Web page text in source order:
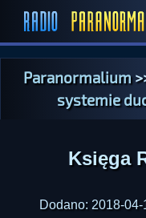
Paranormalium
systemie
Księga
Dodano: 2018-